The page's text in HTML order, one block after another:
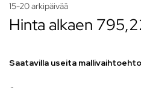
15-20 arkipäivää
Hinta alkaen
Saatavilla useita